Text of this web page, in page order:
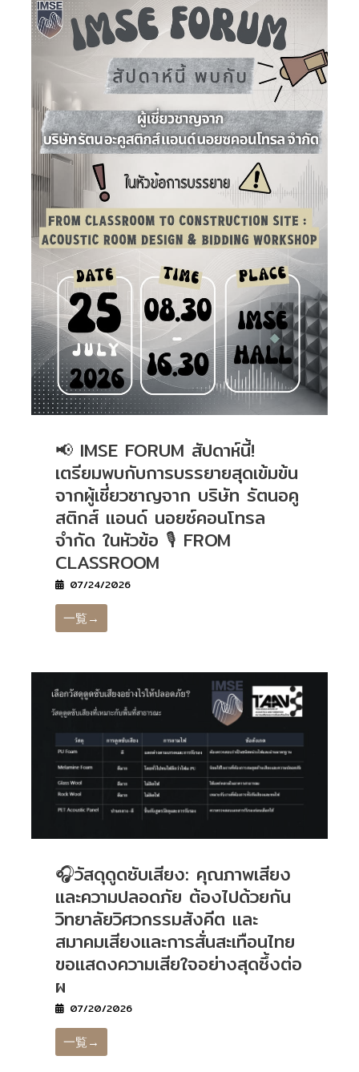
📢 IMSE FORUM สัปดาห์นี้!
เตรียมพบกับการบรรยายสุดเข้มข้น
จากผู้เชี่ยวชาญจาก บริษัท รัตนอคู
สติกส์ แอนด์ นอยซ์คอนโทรล
จำกัด ในหัวข้อ 🎙️ FROM
CLASSROOM
07/24/2026
一覧→
🎧วัสดุดูดซับเสียง: คุณภาพเสียง
และความปลอดภัย ต้องไปด้วยกัน
วิทยาลัยวิศวกรรมสังคีต และ
สมาคมเสียงและการสั่นสะเทือนไทย
ขอแสดงความเสียใจอย่างสุดซึ้งต่อ
ผ
07/20/2026
一覧→